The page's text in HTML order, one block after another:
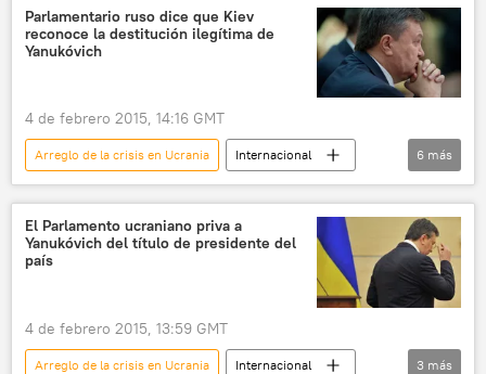
Konstantín Sivkov
Academia de Problemas Geopolíticos
Parlamentario ruso dice que Kiev
reconoce la destitución ilegítima de
Yanukóvich
4 de febrero 2015, 14:16 GMT
Arreglo de la crisis en Ucrania
Internacional
Ucrania
Kiev
Víctor Yanukóvich
Alexéi Pushkov
Duma Estatal de Rusia
noticias
6 más
El Parlamento ucraniano priva a
Yanukóvich del título de presidente del
país
4 de febrero 2015, 13:59 GMT
Arreglo de la crisis en Ucrania
Internacional
3 más